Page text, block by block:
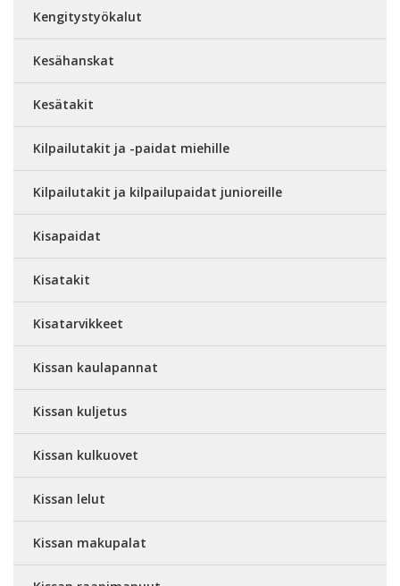
Kengitystyökalut
Kesähanskat
Kesätakit
Kilpailutakit ja -paidat miehille
Kilpailutakit ja kilpailupaidat junioreille
Kisapaidat
Kisatakit
Kisatarvikkeet
Kissan kaulapannat
Kissan kuljetus
Kissan kulkuovet
Kissan lelut
Kissan makupalat